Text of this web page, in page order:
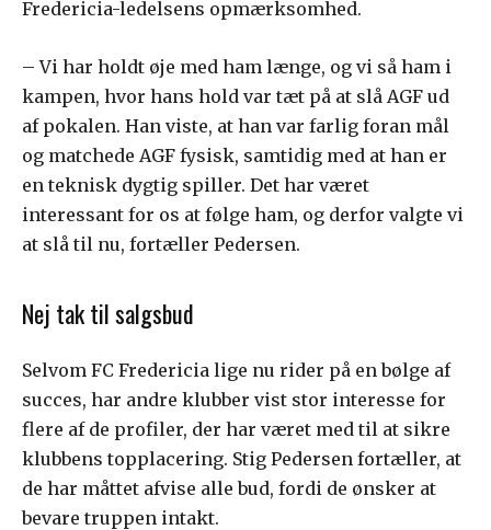
Fredericia-ledelsens opmærksomhed.
– Vi har holdt øje med ham længe, og vi så ham i
kampen, hvor hans hold var tæt på at slå AGF ud
af pokalen. Han viste, at han var farlig foran mål
og matchede AGF fysisk, samtidig med at han er
en teknisk dygtig spiller. Det har været
interessant for os at følge ham, og derfor valgte vi
at slå til nu, fortæller Pedersen.
Nej tak til salgsbud
Selvom FC Fredericia lige nu rider på en bølge af
succes, har andre klubber vist stor interesse for
flere af de profiler, der har været med til at sikre
klubbens topplacering. Stig Pedersen fortæller, at
de har måttet afvise alle bud, fordi de ønsker at
bevare truppen intakt.